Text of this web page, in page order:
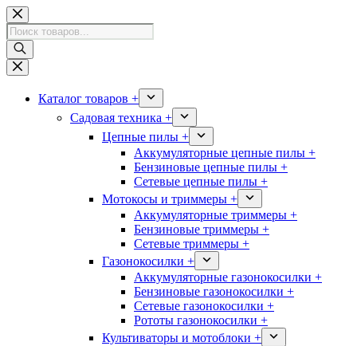
Перейти
к
сути
Поиск
товаров
Каталог товаров +
Садовая техника +
Цепные пилы +
Аккумуляторные цепные пилы +
Бензиновые цепные пилы +
Сетевые цепные пилы +
Мотокосы и триммеры +
Аккумуляторные триммеры +
Бензиновые триммеры +
Сетевые триммеры +
Газонокосилки +
Аккумуляторные газонокосилки +
Бензиновые газонокосилки +
Сетевые газонокосилки +
Рототы газонокосилки +
Культиваторы и мотоблоки +